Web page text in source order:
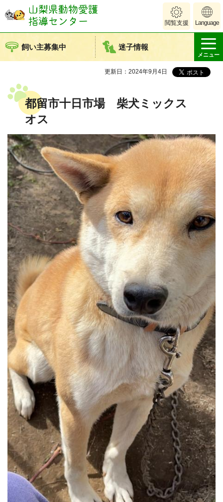
山梨県動物愛護
指導センター
閲覧支援 Language
飼い主募集中 迷子情報
メニュー
更新日：2024年9月4日
都留市十日市場 柴犬ミックス
オス